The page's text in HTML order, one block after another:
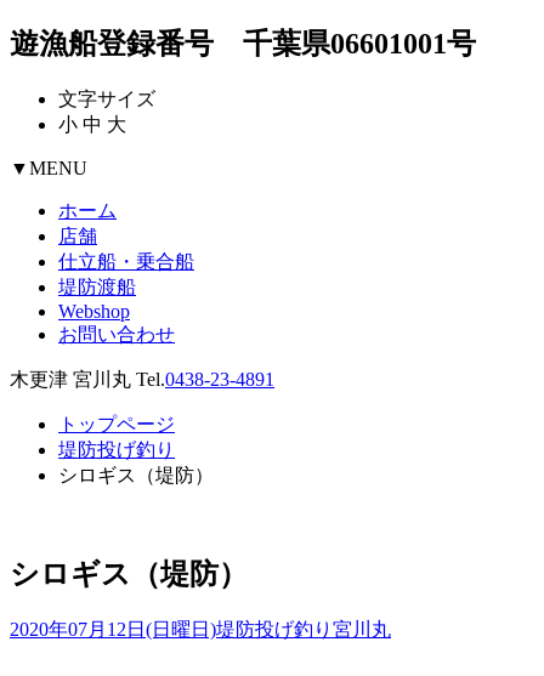
遊漁船登録番号 千葉県06601001号
文字サイズ
小 中 大
▼MENU
ホーム
店舗
仕立船・乗合船
堤防渡船
Webshop
お問い合わせ
木更津 宮川丸 Tel.0438-23-4891
トップページ
堤防投げ釣り
シロギス（堤防）
シロギス（堤防）
2020年07月12日(日曜日)堤防投げ釣り 宮川丸